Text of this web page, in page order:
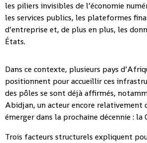
les piliers invisibles de l’économie
les services publics, les plateformes
d’entreprise et, de plus en plus, les
États.
Dans ce contexte, plusieurs pays
positionnent pour accueillir ces
des pôles se sont déjà affirmés,
Abidjan, un acteur encore relativement
émerger dans la prochaine décennie : la
Trois facteurs structurels expliquent